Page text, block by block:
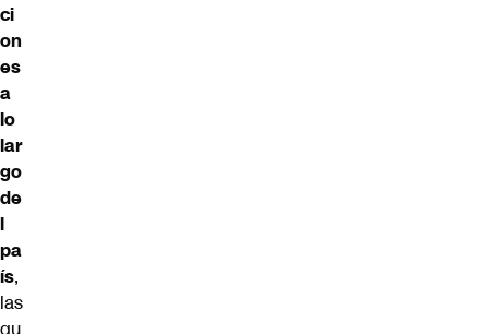
ci
on
es
a
lo
lar
go
de
l
pa
ís,
las
qu